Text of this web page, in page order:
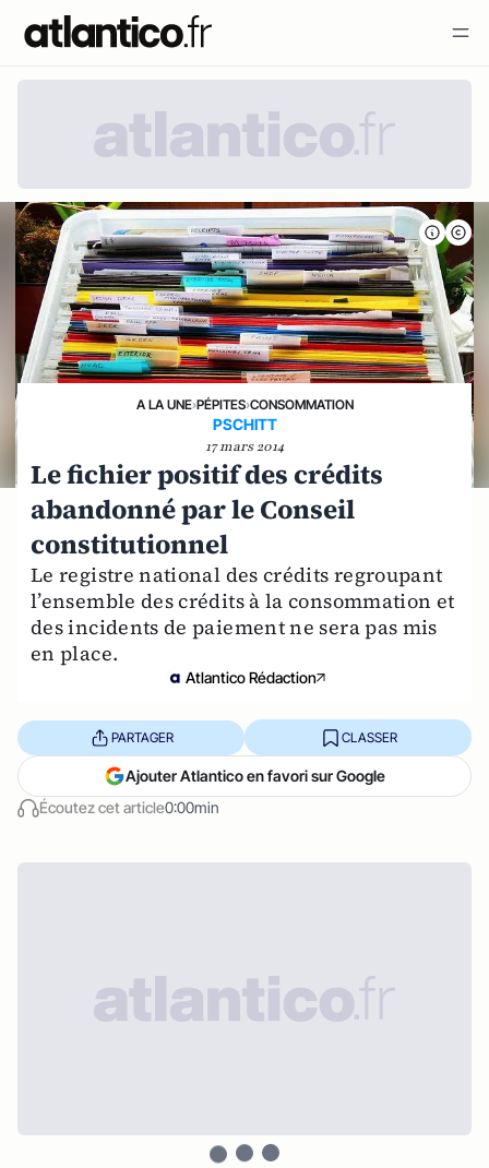
A LA UNE›PÉPITES›CONSOMMATION
PSCHITT
17 mars 2014
Le fichier positif des crédits
abandonné par le Conseil
constitutionnel
Le registre national des crédits regroupant
l’ensemble des crédits à la consommation et
des incidents de paiement ne sera pas mis
en place.
Atlantico Rédaction
Écoutez cet article0:00min
PARTAGER CLASSER
Ajouter Atlantico en favori sur Google